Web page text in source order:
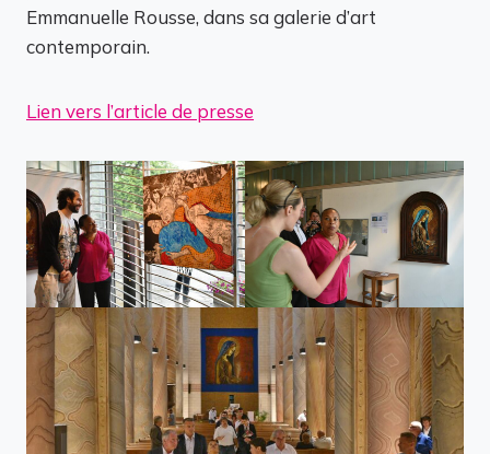
Emmanuelle Rousse, dans sa galerie d’art
contemporain.
Lien vers l’article de presse